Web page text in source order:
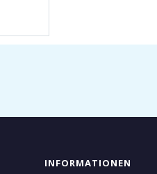
INFORMATIONEN